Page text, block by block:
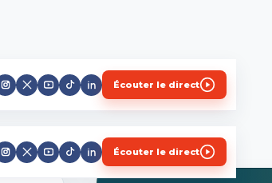
Écouter le direct
Écouter le direct